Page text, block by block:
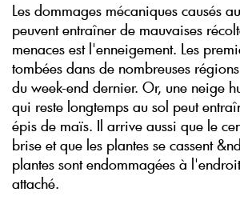
Les dommages mécaniques causés
peuvent entraîner de mauvaises
menaces est l'enneigement. Les
tombées dans de nombreuses
du week-end dernier. Or, une neige
qui reste longtemps au sol peut
épis de maïs. Il arrive aussi que le
brise et que les plantes se cassent
plantes sont endommagées à
attaché.